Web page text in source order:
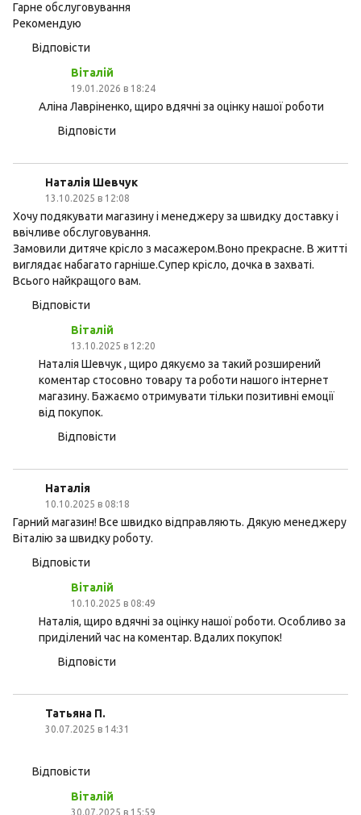
Гарне обслуговування
Рекомендую
Відповісти
Віталій
19.01.2026 в 18:24
Аліна Лавріненко, щиро вдячні за оцінку нашої роботи
Відповісти
Наталія Шевчук
13.10.2025 в 12:08
Хочу подякувати магазину і менеджеру за швидку доставку і
ввічливе обслуговування.
Замовили дитяче крісло з масажером.Воно прекрасне. В житті
виглядає набагато гарніше.Супер крісло, дочка в захваті.
Всього найкращого вам.
Відповісти
Віталій
13.10.2025 в 12:20
Наталія Шевчук , щиро дякуємо за такий розширений
коментар стосовно товару та роботи нашого інтернет
магазину. Бажаємо отримувати тільки позитивні емоції
від покупок.
Відповісти
Наталія
10.10.2025 в 08:18
Гарний магазин! Все швидко відправляють. Дякую менеджеру
Віталію за швидку роботу.
Відповісти
Віталій
10.10.2025 в 08:49
Наталія, щиро вдячні за оцінку нашої роботи. Особливо за
приділений час на коментар. Вдалих покупок!
Відповісти
Татьяна П.
30.07.2025 в 14:31
Відповісти
Віталій
30.07.2025 в 15:59